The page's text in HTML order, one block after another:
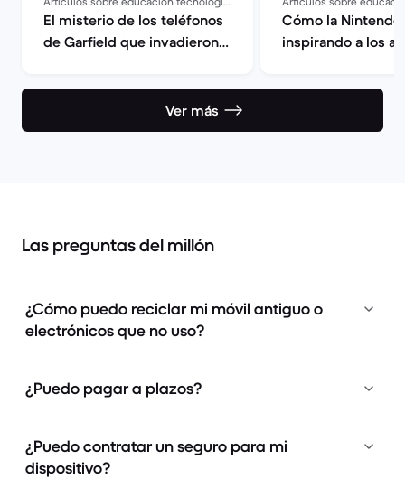
El misterio de los teléfonos
de Garfield que invadieron
Cómo la Nintendo
inspirando a los
Ver más
Las preguntas del millón
¿Cómo puedo reciclar mi móvil antiguo o
electrónicos que no uso?
¿Puedo pagar a plazos?
¿Puedo contratar un seguro para mi
dispositivo?